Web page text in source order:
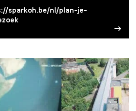
sparkoh.be/nl/plan-je-